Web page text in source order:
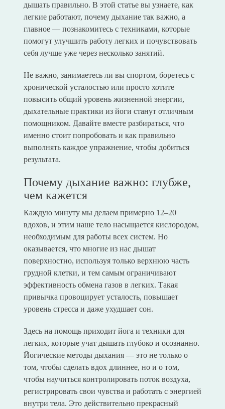
дышать правильно. В этой статье вы узнаете, как
легкие работают, почему дыхание так важно, а
главное — познакомитесь с техниками, которые
помогут улучшить работу легких и почувствовать
себя лучше уже через несколько занятий.
Не важно, занимаетесь ли вы спортом, боретесь с
хронической усталостью или просто хотите
повысить общий уровень жизненной энергии,
дыхательные практики из йоги станут отличным
помощником. Давайте вместе разбираться, что
именно стоит попробовать и как правильно
выполнять каждое упражнение, чтобы добиться
результата.
Почему дыхание важно: глубже,
чем кажется
Каждую минуту мы делаем примерно 12–20
вдохов, и этим наше тело насыщается кислородом,
необходимым для работы всех систем. Но
оказывается, что многие из нас дышат
поверхностно, используя только верхнюю часть
грудной клетки, и тем самым ограничивают
эффективность обмена газов в легких. Такая
привычка провоцирует усталость, повышает
уровень стресса и даже ухудшает сон.
Здесь на помощь приходит йога и техники для
легких, которые учат дышать глубоко и осознанно.
Йогические методы дыхания — это не только о
том, чтобы сделать вдох длиннее, но и о том,
чтобы научиться контролировать поток воздуха,
регистрировать свои чувства и работать с энергией
внутри тела. Это действительно прекрасный